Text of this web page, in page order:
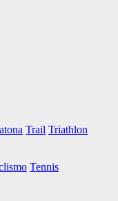
Trail Triathlon
Tennis